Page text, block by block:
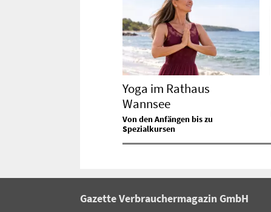
Yoga im Rathaus
Wannsee
Von den Anfängen bis zu
Spezialkursen
Gazette Verbrauchermagazin GmbH